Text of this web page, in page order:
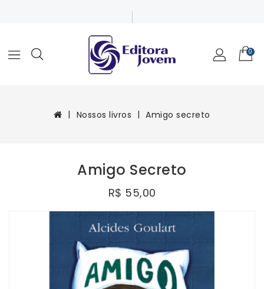
0
Nossos livros Amigo secreto
Amigo Secreto
R$ 55,00